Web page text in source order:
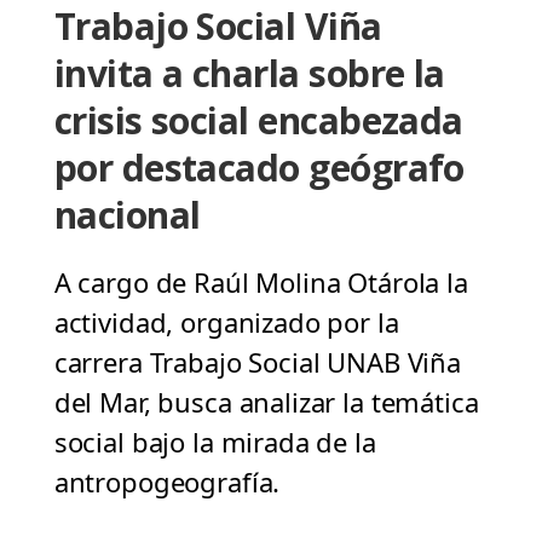
Trabajo Social Viña
invita a charla sobre la
crisis social encabezada
por destacado geógrafo
nacional
A cargo de Raúl Molina Otárola la
actividad, organizado por la
carrera Trabajo Social UNAB Viña
del Mar, busca analizar la temática
social bajo la mirada de la
antropogeografía.